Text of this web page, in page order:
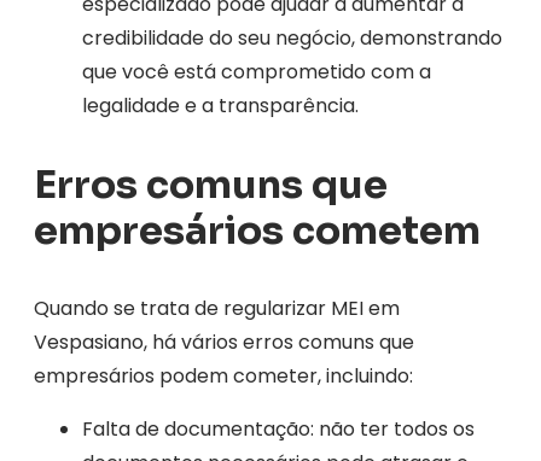
credibilidade do seu negócio, demonstrando
que você está comprometido com a
legalidade e a transparência.
Erros comuns que
empresários cometem
Quando se trata de regularizar MEI em
Vespasiano, há vários erros comuns que
empresários podem cometer, incluindo:
Falta de documentação: não ter todos os